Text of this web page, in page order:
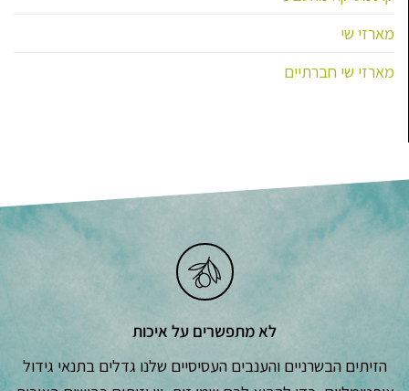
מארזי שי
מארזי שי חברתיים
לא מתפשרים על איכות
הזיתים הבשרניים והענבים העסיסיים שלנו גדלים בתנאי גידול